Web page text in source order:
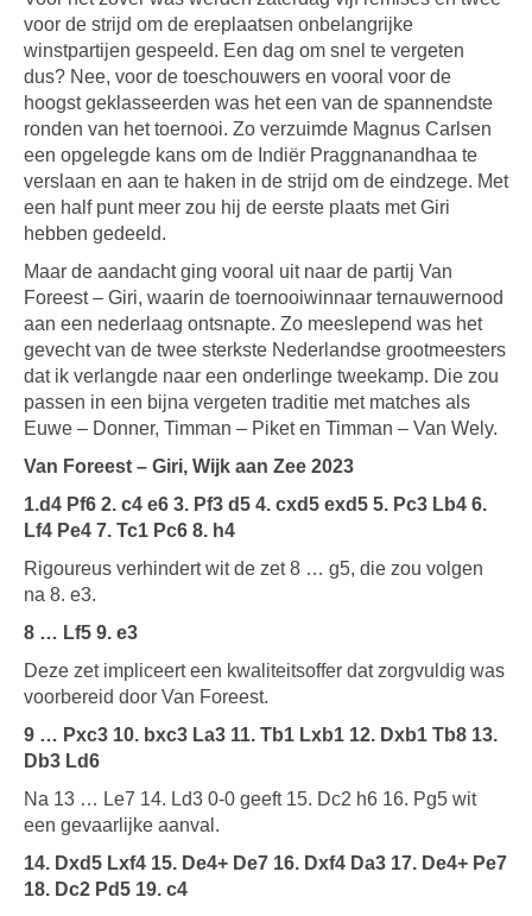
voor de strijd om de ereplaatsen onbelangrijke
winstpartijen gespeeld. Een dag om snel te vergeten
dus? Nee, voor de toeschouwers en vooral voor de
hoogst geklasseerden was het een van de spannendste
ronden van het toernooi. Zo verzuimde Magnus Carlsen
een opgelegde kans om de Indiër Praggnanandhaa te
verslaan en aan te haken in de strijd om de eindzege. Met
een half punt meer zou hij de eerste plaats met Giri
hebben gedeeld.
Maar de aandacht ging vooral uit naar de partij Van
Foreest – Giri, waarin de toernooiwinnaar ternauwernood
aan een nederlaag ontsnapte. Zo meeslepend was het
gevecht van de twee sterkste Nederlandse grootmeesters
dat ik verlangde naar een onderlinge tweekamp. Die zou
passen in een bijna vergeten traditie met matches als
Euwe – Donner, Timman – Piket en Timman – Van Wely.
Van Foreest – Giri, Wijk aan Zee 2023
1.d4 Pf6 2. c4 e6 3. Pf3 d5 4. cxd5 exd5 5. Pc3 Lb4 6.
Lf4 Pe4 7. Tc1 Pc6 8. h4
Rigoureus verhindert wit de zet 8 … g5, die zou volgen
na 8. e3.
8 … Lf5 9. e3
Deze zet impliceert een kwaliteitsoffer dat zorgvuldig was
voorbereid door Van Foreest.
9 … Pxc3 10. bxc3 La3 11. Tb1 Lxb1 12. Dxb1 Tb8 13.
Db3 Ld6
Na 13 … Le7 14. Ld3 0-0 geeft 15. Dc2 h6 16. Pg5 wit
een gevaarlijke aanval.
14. Dxd5 Lxf4 15. De4+ De7 16. Dxf4 Da3 17. De4+ Pe7
18. Dc2 Pd5 19. c4